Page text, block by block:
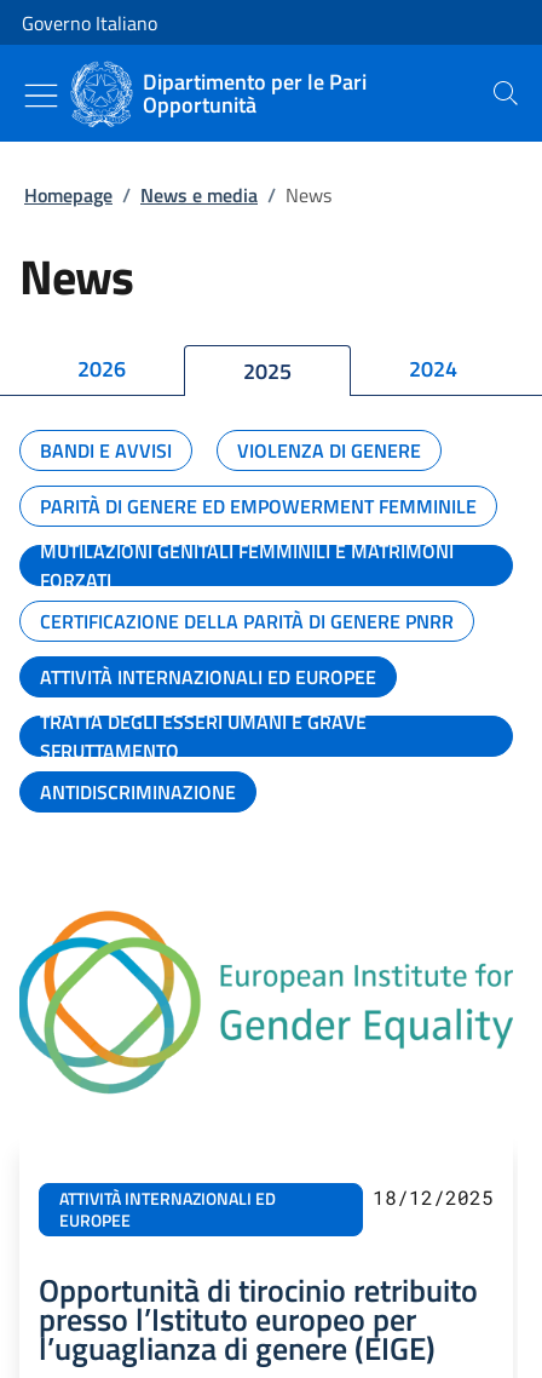
Vai al contenuto
Vai alla navigazione del sito
Governo Italiano
Dipartimento per le Pari
Opportunità Cerca
Homepage / News e media / News
News
2026 2025 2024
BANDI E AVVISI
VIOLENZA DI GENERE
PARITÀ DI GENERE ED EMPOWERMENT FEMMINILE
MUTILAZIONI GENITALI FEMMINILI E MATRIMONI
FORZATI
CERTIFICAZIONE DELLA PARITÀ DI GENERE PNRR
ATTIVITÀ INTERNAZIONALI ED EUROPEE
TRATTA DEGLI ESSERI UMANI E GRAVE
SFRUTTAMENTO
ANTIDISCRIMINAZIONE
ATTIVITÀ INTERNAZIONALI ED
EUROPEE
18/12/2025
Opportunità di tirocinio retribuito
presso l’Istituto europeo per
l’uguaglianza di genere (EIGE)